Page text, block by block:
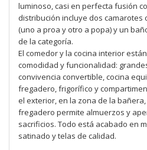
luminoso, casi en perfecta fusión
distribución incluye dos
(uno a proa y otro a popa) y un
de la categoría.
El comedor y la cocina interior
comodidad y funcionalidad:
convivencia convertible, cocina
fregadero, frigorífico y
el exterior, en la zona de la
fregadero permite almuerzos y
sacrificios. Todo está acabado en
satinado y telas de calidad.